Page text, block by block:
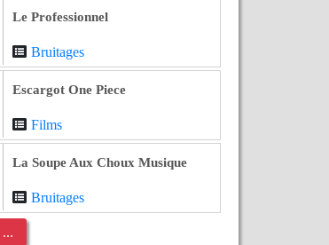
Le Professionnel
Bruitages
Escargot One Piece
Films
La Soupe Aux Choux Musique
Bruitages